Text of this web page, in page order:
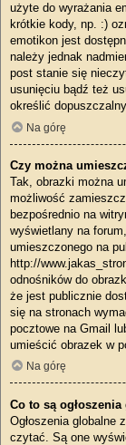
użyte do wyrażania
krótkie kody, np. :)
emotikon jest
należy jednak
post stanie się
usunięciu bądź też
określić
Na górę
Czy można
Tak, obrazki można
możliwość
bezpośrednio na
wyświetlany na
umieszczonego na
http://
odnośników do
że jest publicznie
się na stronach
pocztowe na Gmail
umieścić obrazek w
Na górę
Co to są
Ogłoszenia globalne
czytać. Są one